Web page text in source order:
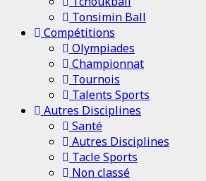
Tonsimin Ball
Compétitions
Olympiades
Championnat
Tournois
Talents Sports
Autres Disciplines
Santé
Autres Disciplines
Tacle Sports
Non classé